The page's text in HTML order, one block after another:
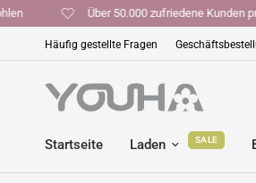
Über 50.000 zufriedene
Häufig gestellte Fragen
Startseite Laden SALE